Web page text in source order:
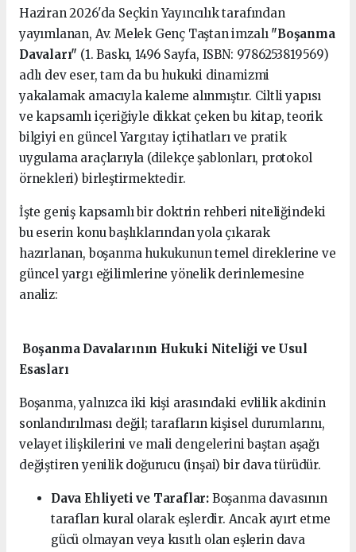
Haziran 2026'da Seçkin Yayıncılık tarafından
yayımlanan, Av. Melek Genç Taştan imzalı "Boşanma
Davaları" (1. Baskı, 1496 Sayfa, ISBN: 9786253819569)
adlı dev eser, tam da bu hukuki dinamizmi
yakalamak amacıyla kaleme alınmıştır. Ciltli yapısı
ve kapsamlı içeriğiyle dikkat çeken bu kitap, teorik
bilgiyi en güncel Yargıtay içtihatları ve pratik
uygulama araçlarıyla (dilekçe şablonları, protokol
örnekleri) birleştirmektedir.
İşte geniş kapsamlı bir doktrin rehberi niteliğindeki
bu eserin konu başlıklarından yola çıkarak
hazırlanan, boşanma hukukunun temel direklerine ve
güncel yargı eğilimlerine yönelik derinlemesine
analiz:
Boşanma Davalarının Hukuki Niteliği ve Usul
Esasları
Boşanma, yalnızca iki kişi arasındaki evlilik akdinin
sonlandırılması değil; tarafların kişisel durumlarını,
velayet ilişkilerini ve mali dengelerini baştan aşağı
değiştiren yenilik doğurucu (inşai) bir dava türüdür.
Dava Ehliyeti ve Taraflar: Boşanma davasının
tarafları kural olarak eşlerdir. Ancak ayırt etme
gücü olmayan veya kısıtlı olan eşlerin dava